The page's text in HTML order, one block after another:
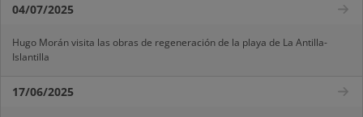
04/07/2025
Hugo Morán visita las obras de regeneración de la playa de La Antilla-
Islantilla
17/06/2025